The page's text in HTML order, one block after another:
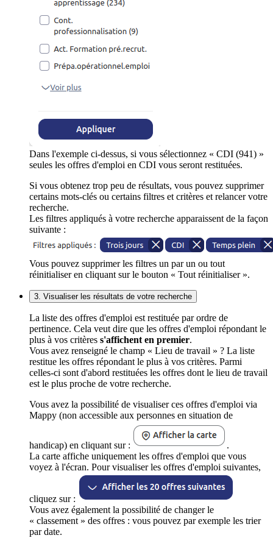
Dans l'exemple ci-dessus, si vous sélectionnez « CDI (941) »
seules les offres d'emploi en CDI vous seront restituées.
Si vous obtenez trop peu de résultats, vous pouvez supprimer
certains mots-clés ou certains filtres et critères et relancer votre
recherche.
Les filtres appliqués à votre recherche apparaissent de la façon
suivante :
Vous pouvez supprimer les filtres un par un ou tout
réinitialiser en cliquant sur le bouton « Tout réinitialiser ».
3. Visualiser les résultats de votre recherche
La liste des offres d'emploi est restituée par ordre de
pertinence. Cela veut dire que les offres d'emploi répondant le
plus à vos critères s'affichent en premier.
Vous avez renseigné le champ « Lieu de travail » ? La liste
restitue les offres répondant le plus à vos critères. Parmi
celles-ci sont d'abord restituées les offres dont le lieu de travail
est le plus proche de votre recherche.
Vous avez la possibilité de visualiser ces offres d'emploi via
Mappy (non accessible aux personnes en situation de
handicap) en cliquant sur :
.
La carte affiche uniquement les offres d'emploi que vous
voyez à l'écran. Pour visualiser les offres d'emploi suivantes,
cliquez sur :
Vous avez également la possibilité de changer le
« classement » des offres : vous pouvez par exemple les trier
par date.